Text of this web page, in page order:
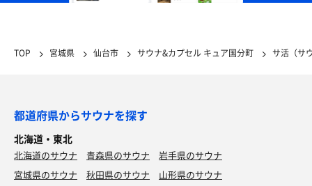
TOP 宮城県 仙台市 サウナ&カプセル キュア国分町 サ活（サ
都道府県からサウナを探す
北海道・東北
北海道のサウナ 青森県のサウナ
岩手県のサウナ
宮城県のサウナ
秋田県のサウナ
山形県のサウナ